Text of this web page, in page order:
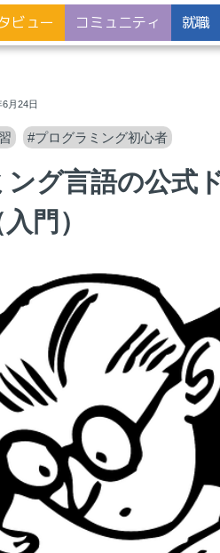
ビュー コミュニティ 就職
月24日
#プログラミング初心者
グ言語の公式
門）